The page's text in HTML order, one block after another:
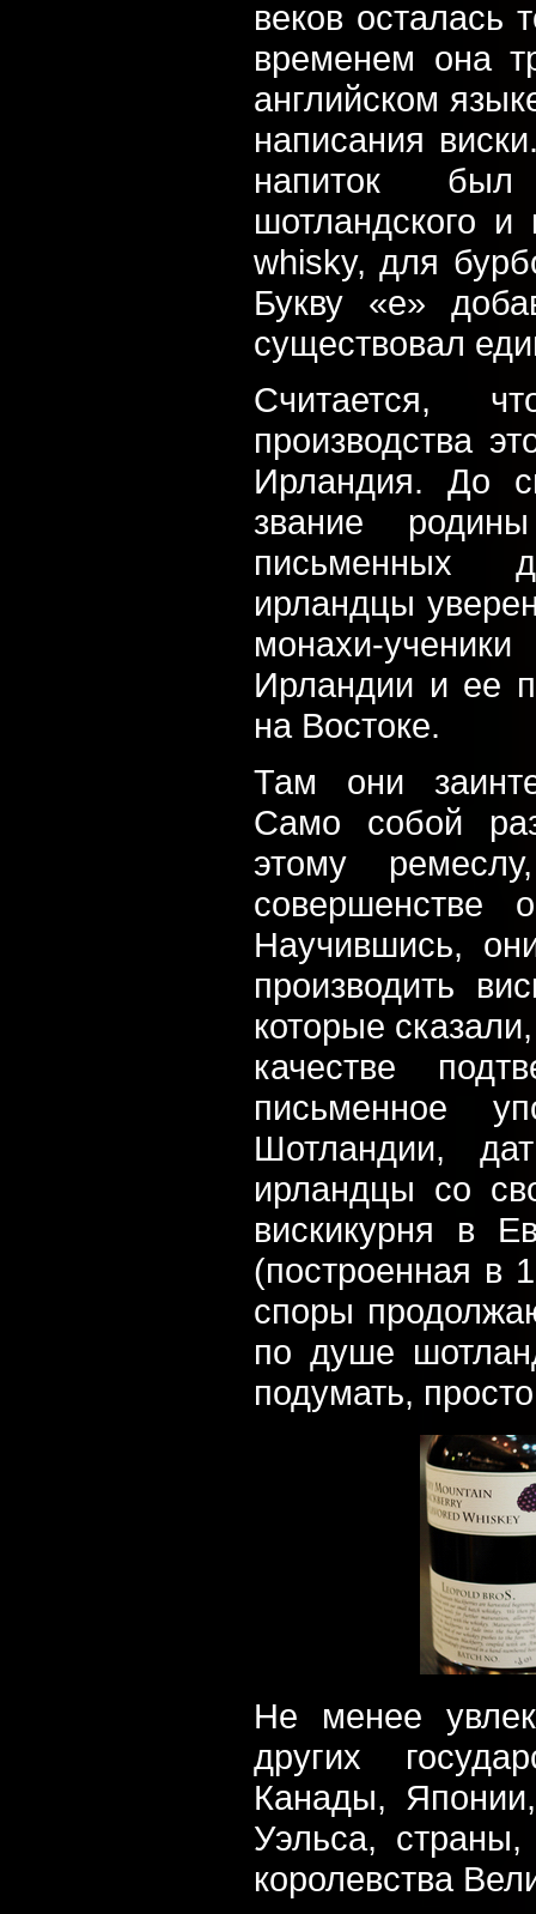
веков осталась
временем она
английском
написания
напиток был
шотландского и
whisky, для
Букву «е»
существовал
Считается,
производства
Ирландия. До
звание
письменных
ирландцы
монахи-
Ирландии и ее
на Востоке.
Там они
Само собой
этому
совершенстве
Научившись,
производить
которые
качестве
письменное
Шотландии,
ирландцы со
вискикурня в
(построенная в
споры
по душе
подумать,
Не менее
других
Канады,
Уэльса,
королевства